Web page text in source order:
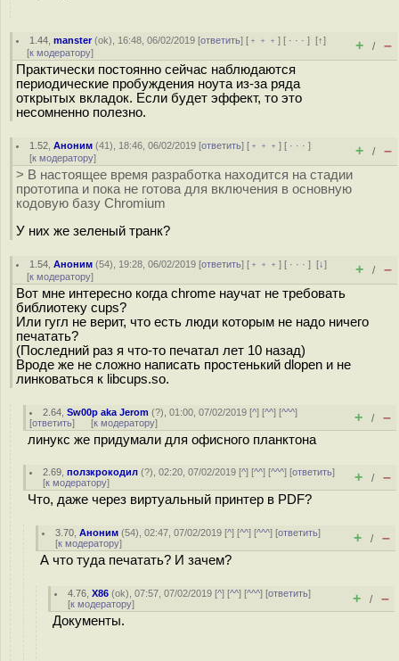
1.44 ,manster(ok), 16:48, 06/02/2019 [ответить] [ ﹢﹢﹢] [ · · ·][↑]
[к модератору] + / –
Практически постоянно сейчас наблюдаются
периодические пробуждения ноута из-за ряда
открытых вкладок. Если будет эффект, то это
несомненно полезно.
1.52 ,Аноним (41), 18:46, 06/02/2019 [ответить] [ ﹢﹢﹢] [ · · ·]
[к модератору] + / –
> В настоящее время разработка находится на стадии
прототипа и пока не готова для включения в основную
кодовую базу Chromium
У них же зеленый транк?
1.54 ,Аноним (54), 19:28, 06/02/2019 [ответить] [ ﹢﹢﹢] [ · · ·][↓]
[к модератору] + / –
Вот мне интересно когда chrome научат не требовать
библиотеку cups?
Или гугл не верит, что есть люди которым не надо ничего
печатать?
(Последний раз я что-то печатал лет 10 назад)
Вроде же не сложно написать простенький dlopen и не
линковаться к libcups.so.
2.64 ,Sw00p aka Jerom (?), 01:00, 07/02/2019 [^] [^^] [^^^]
[ответить] [к модератору] + / –
линукс же придумали для офисного планктона
2.69 ,ползкрокодил (?), 02:20, 07/02/2019 [^] [^^] [^^^] [ответить]
[к модератору] + / –
Что, даже через виртуальный принтер в PDF?
3.70 ,Аноним (54), 02:47, 07/02/2019 [^] [^^] [^^^] [ответить]
[к модератору] + / –
А что туда печатать? И зачем?
4.76 ,X86 (ok), 07:57, 07/02/2019 [^] [^^] [^^^] [ответить]
[к модератору] + / –
Документы.